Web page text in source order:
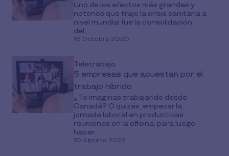
Uno de los efectos más grandes y
notorios que trajo la crisis sanitaria a
nivel mundial fue la consolidación
del...
16 Octubre 2020
Teletrabajo
5 empresas que apuestan por el
trabajo híbrido
¿Te imaginas trabajando desde
Canadá? O quizás, empezar la
jornada laboral en productivas
reuniones en la oficina, para luego
hacer...
10 Agosto 2022